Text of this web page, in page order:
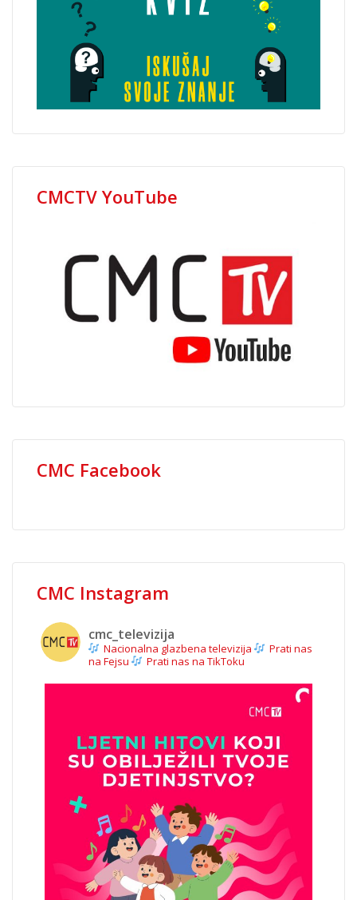
CMCTV YouTube
CMC Facebook
CMC Instagram
cmc_televizija
Nacionalna glazbena televizija
Prati nas
na Fejsu
Prati nas na TikToku